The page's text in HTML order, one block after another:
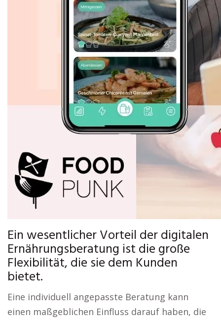
Ein wesentlicher Vorteil der digitalen
Ernährungsberatung ist die große
Flexibilität, die sie dem Kunden
bietet.
Eine individuell angepasste Beratung kann
einen maßgeblichen Einfluss darauf haben, die